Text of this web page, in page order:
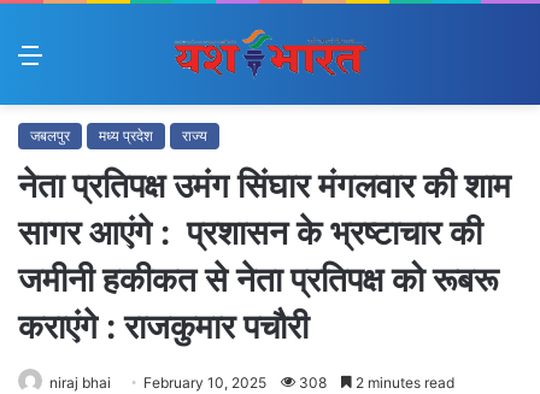
Menu
जबलपुर मध्य प्रदेश राज्य
नेता प्रतिपक्ष उमंग सिंघार मंगलवार की शाम
सागर आएंगे : प्रशासन के भ्रष्टाचार की
जमीनी हकीकत से नेता प्रतिपक्ष को रूबरू
कराएंगे : राजकुमार पचौरी
niraj bhai February 10, 2025 308 2 minutes read